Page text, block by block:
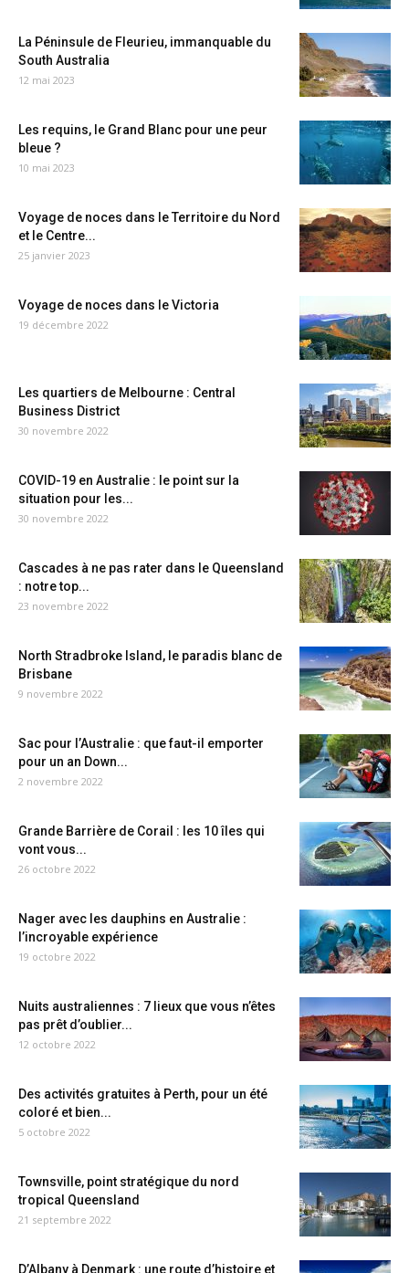
La Péninsule de Fleurieu, immanquable du
South Australia
12 mai 2023
Les requins, le Grand Blanc pour une peur
bleue ?
10 mai 2023
Voyage de noces dans le Territoire du Nord
et le Centre...
25 janvier 2023
Voyage de noces dans le Victoria
19 décembre 2022
Les quartiers de Melbourne : Central
Business District
30 novembre 2022
COVID-19 en Australie : le point sur la
situation pour les...
30 novembre 2022
Cascades à ne pas rater dans le Queensland
: notre top...
23 novembre 2022
North Stradbroke Island, le paradis blanc de
Brisbane
9 novembre 2022
Sac pour l’Australie : que faut-il emporter
pour un an Down...
2 novembre 2022
Grande Barrière de Corail : les 10 îles qui
vont vous...
26 octobre 2022
Nager avec les dauphins en Australie :
l’incroyable expérience
19 octobre 2022
Nuits australiennes : 7 lieux que vous n’êtes
pas prêt d’oublier...
12 octobre 2022
Des activités gratuites à Perth, pour un été
coloré et bien...
5 octobre 2022
Townsville, point stratégique du nord
tropical Queensland
21 septembre 2022
D’Albany à Denmark : une route d’histoire et